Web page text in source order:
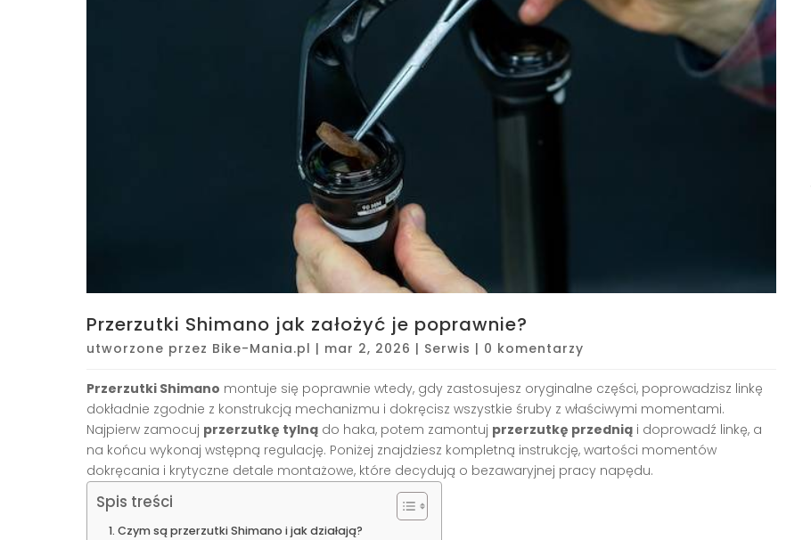
Przerzutki Shimano jak założyć je poprawnie?
utworzone przez Bike-Mania.pl | mar 2, 2026 | Serwis | 0 komentarzy
Przerzutki Shimano montuje się poprawnie wtedy, gdy zastosujesz oryginalne części, poprowadzisz linkę
dokładnie zgodnie z konstrukcją mechanizmu i dokręcisz wszystkie śruby z właściwymi momentami.
Najpierw zamocuj przerzutkę tylną do haka, potem zamontuj przerzutkę przednią i doprowadź linkę, a
na końcu wykonaj wstępną regulację. Poniżej znajdziesz kompletną instrukcję, wartości momentów
dokręcania i krytyczne detale montażowe, które decydują o bezawaryjnej pracy napędu.
Spis treści
Czym są przerzutki Shimano i jak działają?